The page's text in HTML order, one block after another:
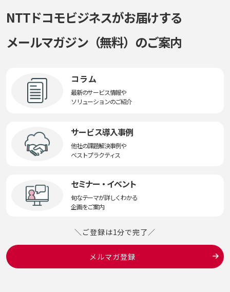
NTTドコモビジネスがお届けする
メールマガジン（無料）のご案内
コラム
最新のサービス情報や
ソリューションのご紹介
サービス導入事例
他社の課題解決事例や
ベストプラクティス
セミナー・イベント
旬なテーマが詳しくわかる
企画をご案内
＼ご登録は1分で完了／
メルマガ登録